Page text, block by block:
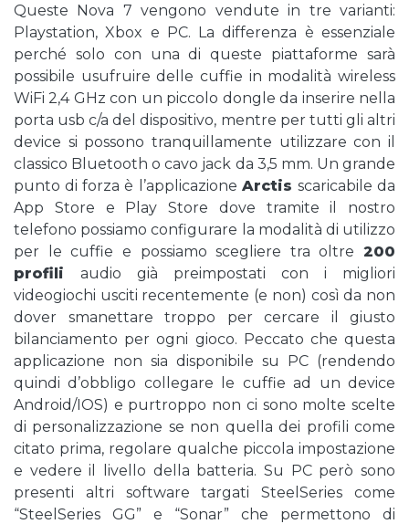
Queste Nova 7 vengono vendute in tre varianti:
Playstation, Xbox e PC. La differenza è essenziale
perché solo con una di queste piattaforme sarà
possibile usufruire delle cuffie in modalità wireless
WiFi 2,4 GHz con un piccolo dongle da inserire nella
porta usb c/a del dispositivo, mentre per tutti gli altri
device si possono tranquillamente utilizzare con il
classico Bluetooth o cavo jack da 3,5 mm. Un grande
punto di forza è l’applicazione Arctis scaricabile da
App Store e Play Store dove tramite il nostro
telefono possiamo configurare la modalità di utilizzo
per le cuffie e possiamo scegliere tra oltre 200
profili audio già preimpostati con i migliori
videogiochi usciti recentemente (e non) così da non
dover smanettare troppo per cercare il giusto
bilanciamento per ogni gioco. Peccato che questa
applicazione non sia disponibile su PC (rendendo
quindi d’obbligo collegare le cuffie ad un device
Android/IOS) e purtroppo non ci sono molte scelte
di personalizzazione se non quella dei profili come
citato prima, regolare qualche piccola impostazione
e vedere il livello della batteria. Su PC però sono
presenti altri software targati SteelSeries come
“SteelSeries GG” e “Sonar” che permettono di